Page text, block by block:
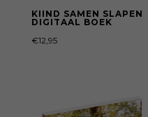
KIIND SAMEN SLAPEN
DIGITAAL BOEK
€12,95